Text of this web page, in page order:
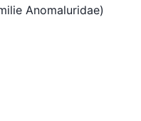
Anomaluridae)